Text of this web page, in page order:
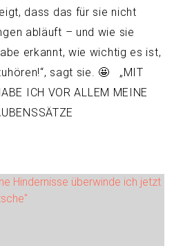
dass das für sie nicht
abläuft – und wie sie
erkannt, wie wichtig es ist,
sagt sie. 🤩 „MIT
ICH VOR ALLEM MEINE